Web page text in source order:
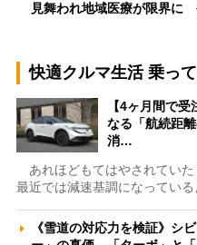
見舞われ地域医療が限界
快適クルマ生活 乗っ
【4ヶ月間で
なる「航続距
消…
あれほどもてはやされていた
最近では減速基調になってい
《雪道の対応力を検証》シ